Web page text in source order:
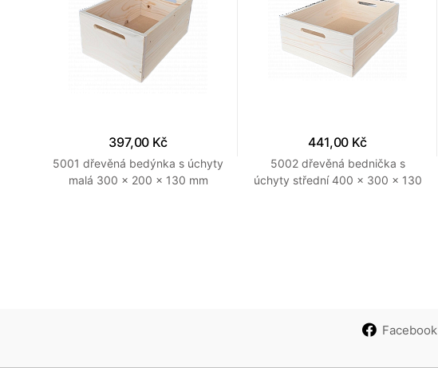
397,00 Kč
5001 dřevěná bedýnka s úchyty
malá 300 x 200 x 130 mm
441,00 Kč
5002 dřevěná bednička s
úchyty střední 400 x 300 x 130
Facebook